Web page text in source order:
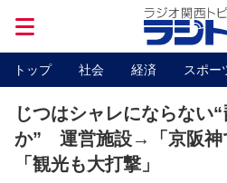
トップ 社会 経済 スポー
じつはシャレにならない
か” 運営施設→「京阪神
「観光も大打撃」